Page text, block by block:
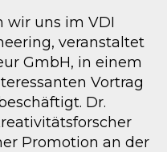
wir uns im VDI
veranstaltet
GmbH, in einem
Vortrag
Dr.
Promotion an der